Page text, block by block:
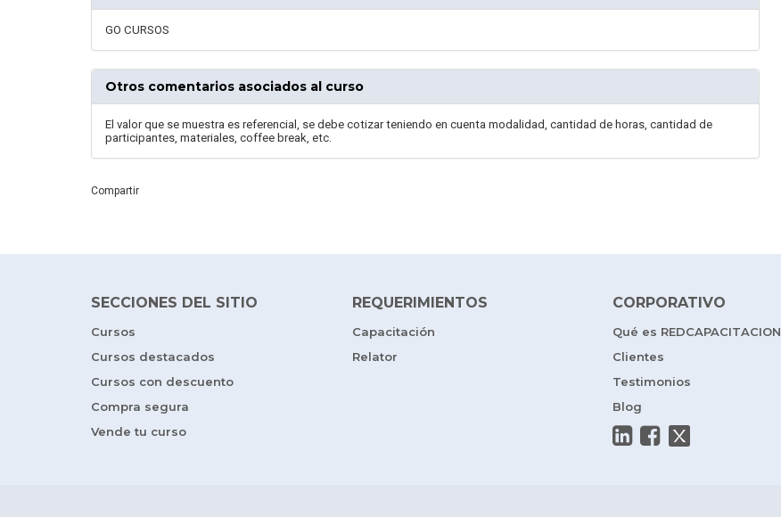
GO CURSOS
Otros comentarios asociados al curso
El valor que se muestra es referencial, se debe cotizar teniendo en cuenta modalidad, cantidad de horas, cantidad de
participantes, materiales, coffee break, etc.
Compartir
SECCIONES DEL SITIO
Cursos
Cursos destacados
Cursos con descuento
Compra segura
Vende tu curso
REQUERIMIENTOS
Capacitación
Relator
CORPORATIVO
Qué es REDCAPACITACION
Clientes
Testimonios
Blog